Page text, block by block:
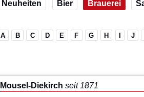
Neuheiten Bier Brauerei
A B C D E F G H J
Mousel-Diekirch seit 1871